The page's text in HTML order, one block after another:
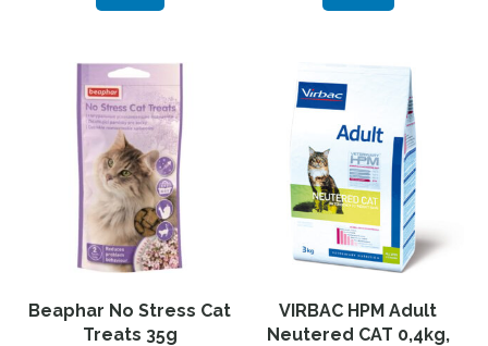
The
options
may
be
chosen
on
product
Beaphar No Stress Cat
Treats 35g
VIRBAC HPM Adult
Neutered CAT 0,4kg,